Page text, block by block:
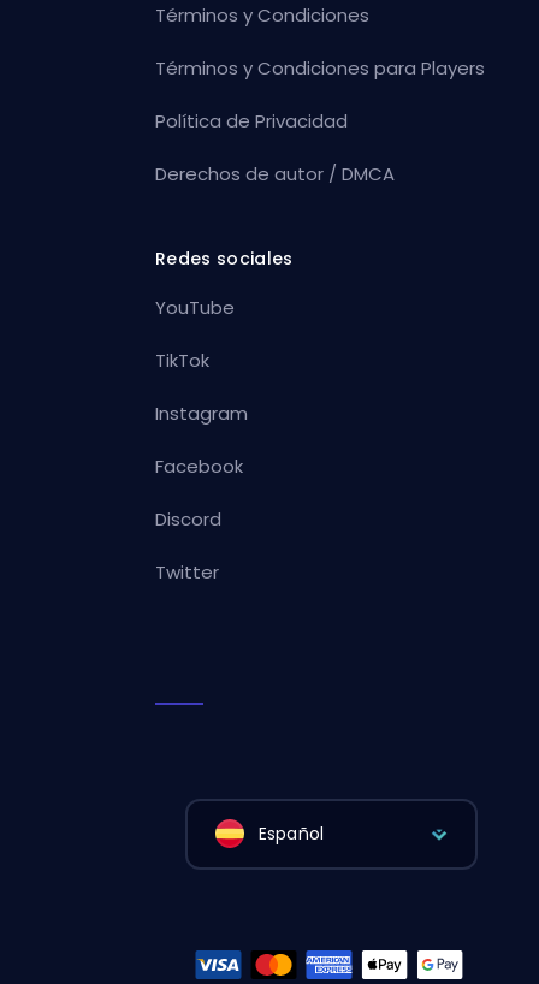
Términos y Condiciones
Términos y Condiciones para Players
Política de Privacidad
Derechos de autor / DMCA
Redes sociales
YouTube
TikTok
Instagram
Facebook
Discord
Twitter
Español